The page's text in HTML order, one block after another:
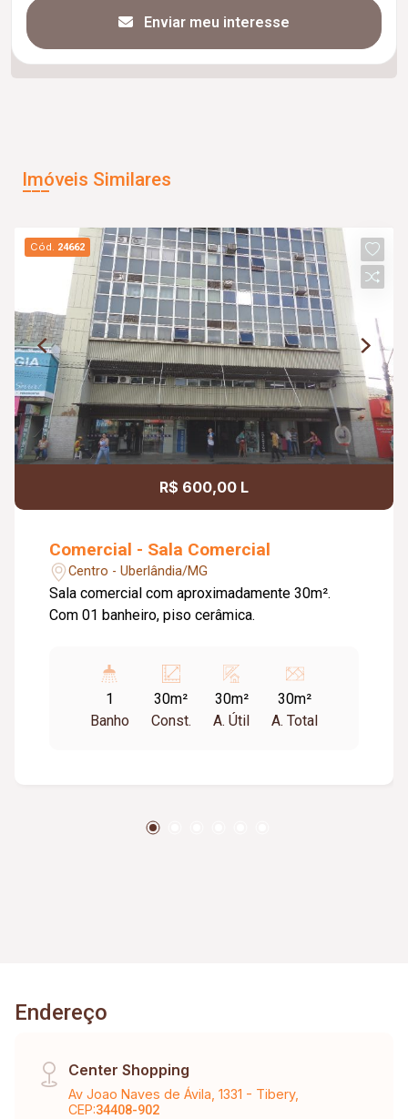
Enviar meu interesse
Imóveis Similares
Cód. 24662
R$ 600,00 L
Comercial - Sala Comercial
Centro - Uberlândia/MG
Sala comercial com aproximadamente 30m².
Com 01 banheiro, piso cerâmica.
1
Banho
30m²
Const.
30m²
A. Útil
30m²
A. Total
Endereço
Center Shopping
Av Joao Naves de Ávila, 1331 - Tibery,
CEP:34408-902